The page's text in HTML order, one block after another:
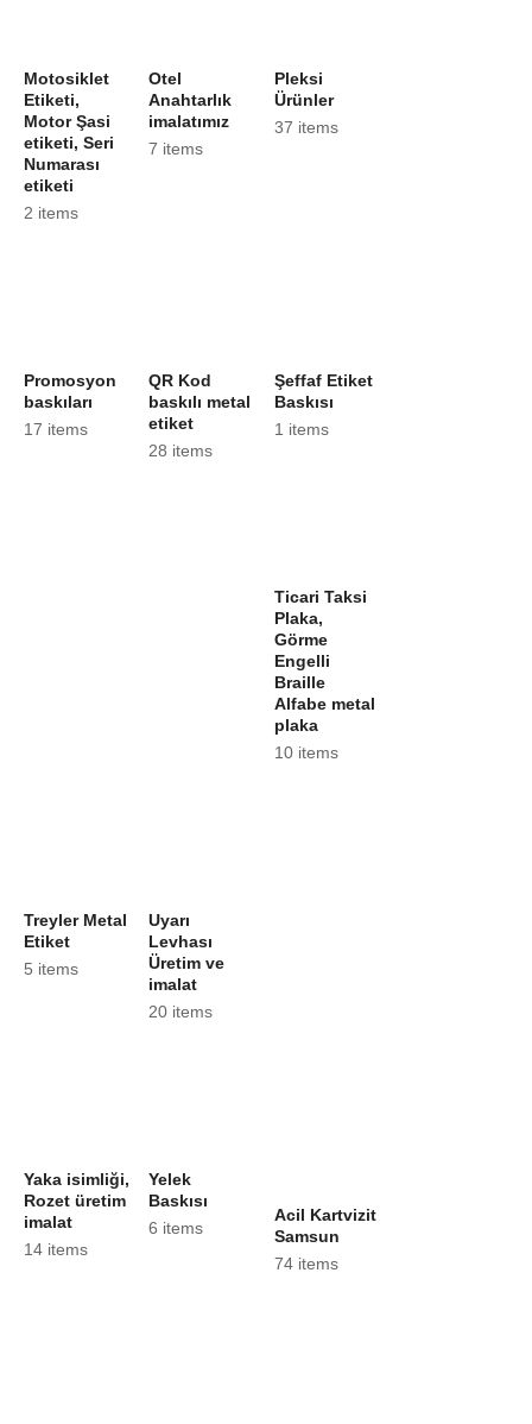
Motosiklet
Etiketi,
Motor Şasi
etiketi, Seri
Numarası
etiketi
2 items
Otel
Anahtarlık
imalatımız
7 items
Pleksi
Ürünler
37 items
Promosyon
baskıları
17 items
QR Kod
baskılı metal
etiket
28 items
Şeffaf Etiket
Baskısı
1 items
Ticari Taksi
Plaka,
Görme
Engelli
Braille
Alfabe metal
plaka
10 items
Treyler Metal
Etiket
5 items
Uyarı
Levhası
Üretim ve
imalat
20 items
Yaka isimliği,
Rozet üretim
imalat
14 items
Yelek
Baskısı
6 items
Acil Kartvizit
Samsun
74 items